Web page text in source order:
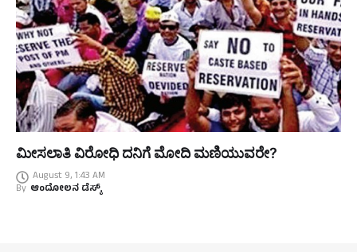
ಮೀಸಲಾತಿ ವಿರೋಧಿ ದನಿಗೆ ಮೋದಿ ಮಣಿಯುವರೇ?
August 9, 1:43 AM
By ಆಂದೋಲನ ಡೆಸ್ಕ್